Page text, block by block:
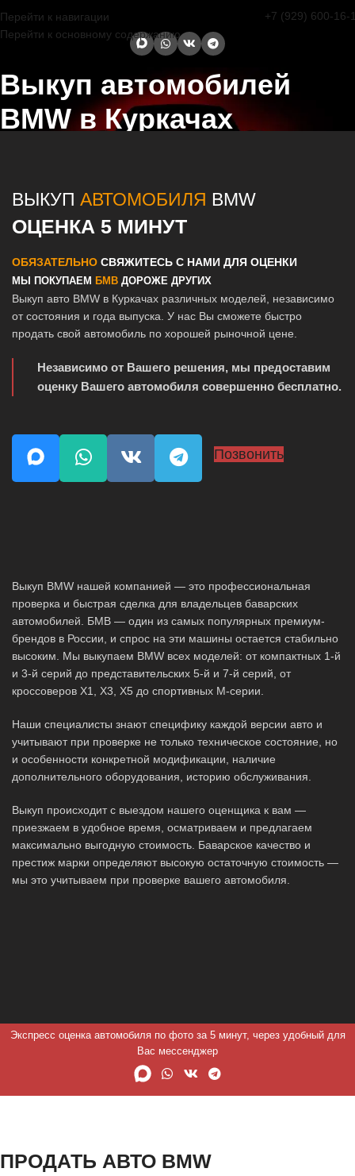
Перейти к навигации
Перейти к основному содержанию
+7 (929) 600-16-
Выкуп автомобилей
BMW в Куркачах
ВЫКУП АВТОМОБИЛЯ BMW
ОЦЕНКА 5 МИНУТ
ОБЯЗАТЕЛЬНО СВЯЖИТЕСЬ С НАМИ ДЛЯ ОЦЕНКИ
МЫ ПОКУПАЕМ БМВ ДОРОЖЕ ДРУГИХ
Выкуп авто BMW в Куркачах различных моделей, независимо
от состояния и года выпуска. У нас Вы сможете быстро
продать свой автомобиль по хорошей рыночной цене.
Независимо от Вашего решения, мы предоставим
оценку Вашего автомобиля совершенно бесплатно.
Позвонить
Выкуп BMW нашей компанией — это профессиональная
проверка и быстрая сделка для владельцев баварских
автомобилей. БМВ — один из самых популярных премиум-
брендов в России, и спрос на эти машины остается стабильно
высоким. Мы выкупаем BMW всех моделей: от компактных 1-й
и 3-й серий до представительских 5-й и 7-й серий, от
кроссоверов X1, X3, X5 до спортивных M-серии.
Наши специалисты знают специфику каждой версии авто и
учитывают при проверке не только техническое состояние, но
и особенности конкретной модификации, наличие
дополнительного оборудования, историю обслуживания.
Выкуп происходит с выездом нашего оценщика к вам —
приезжаем в удобное время, осматриваем и предлагаем
максимально выгодную стоимость. Баварское качество и
престиж марки определяют высокую остаточную стоимость —
мы это учитываем при проверке вашего автомобиля.
Экспресс оценка автомобиля по фото за 5 минут, через удобный для
Вас мессенджер
ПРОДАТЬ АВТО BMW